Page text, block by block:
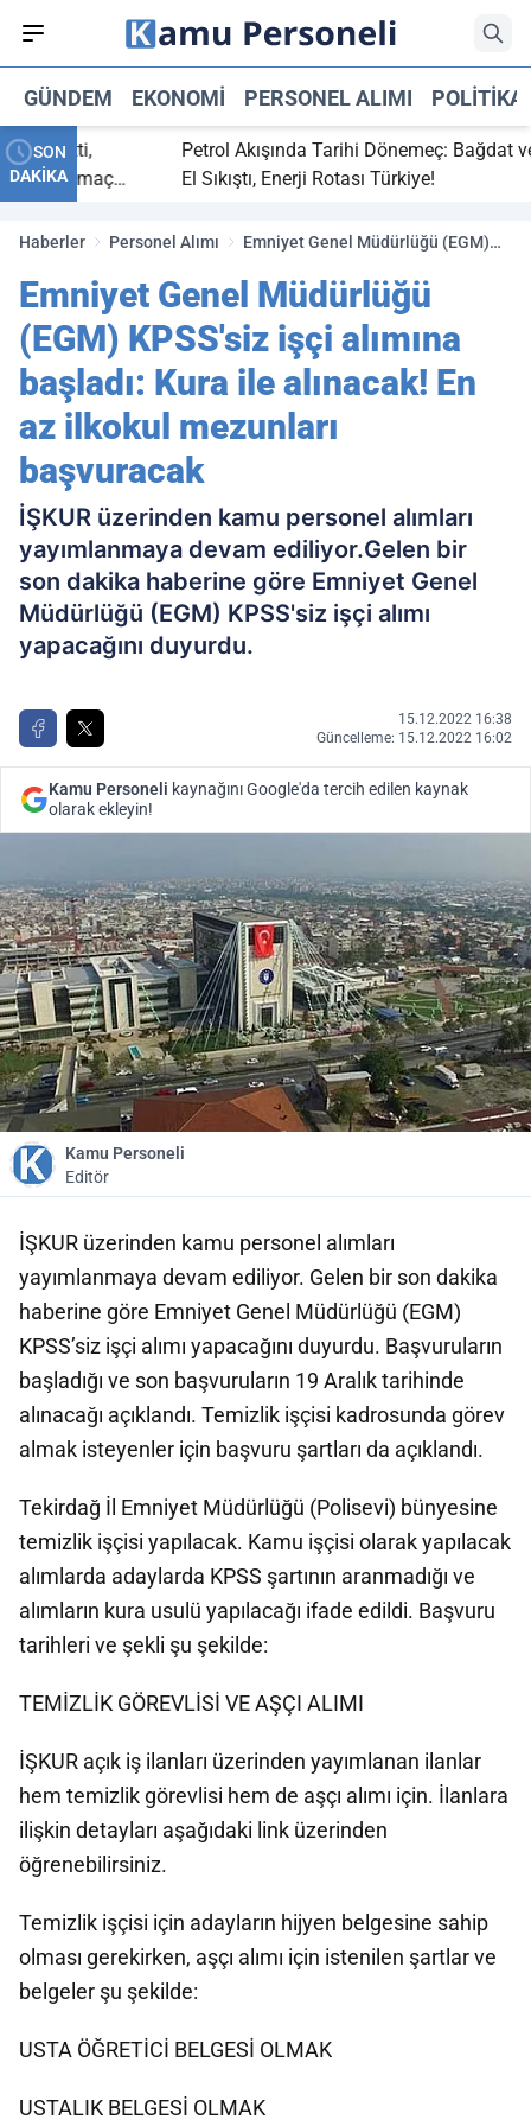
GÜNDEM EKONOMI PERSONEL ALIMI POLITIKA
SON
DAKİKA
bitti,
maç
Petrol Akışında Tarihi Dönemeç: Bağdat ve
El Sıkıştı, Enerji Rotası Türkiye!
Haberler Personel Alımı
Emniyet Genel Müdürlüğü (EGM)
ile alınacak! En az ilkokul mezunları
başvuracak
Emniyet Genel Müdürlüğü
(EGM) KPSS'siz işçi alımına
başladı: Kura ile alınacak! En
az ilkokul mezunları
başvuracak
İŞKUR üzerinden kamu personel alımları
yayımlanmaya devam ediliyor.Gelen bir
son dakika haberine göre Emniyet Genel
Müdürlüğü (EGM) KPSS'siz işçi alımı
yapacağını duyurdu.
15.12.2022 16:38
Güncelleme: 15.12.2022 16:02
Kamu Personeli kaynağını Google'da tercih edilen kaynak
olarak ekleyin!
Kamu Personeli
Editör
İŞKUR üzerinden kamu personel alımları
yayımlanmaya devam ediliyor. Gelen bir son dakika
haberine göre Emniyet Genel Müdürlüğü (EGM)
KPSS’siz işçi alımı yapacağını duyurdu. Başvuruların
başladığı ve son başvuruların 19 Aralık tarihinde
alınacağı açıklandı. Temizlik işçisi kadrosunda görev
almak isteyenler için başvuru şartları da açıklandı.
Tekirdağ İl Emniyet Müdürlüğü (Polisevi) bünyesine
temizlik işçisi yapılacak. Kamu işçisi olarak yapılacak
alımlarda adaylarda KPSS şartının aranmadığı ve
alımların kura usulü yapılacağı ifade edildi. Başvuru
tarihleri ve şekli şu şekilde:
TEMİZLİK GÖREVLİSİ VE AŞÇI ALIMI
İŞKUR açık iş ilanları üzerinden yayımlanan ilanlar
hem temizlik görevlisi hem de aşçı alımı için. İlanlara
ilişkin detayları aşağıdaki link üzerinden
öğrenebilirsiniz.
Temizlik işçisi için adayların hijyen belgesine sahip
olması gerekirken, aşçı alımı için istenilen şartlar ve
belgeler şu şekilde:
USTA ÖĞRETİCİ BELGESİ OLMAK
USTALIK BELGESİ OLMAK